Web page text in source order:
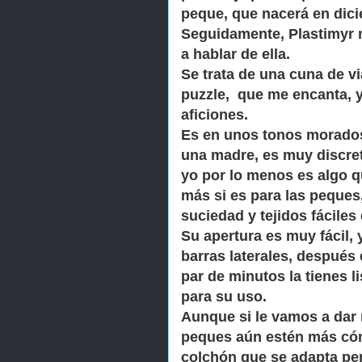
peque, que nacerá en
Seguidamente, Plastimyr
a hablar de ella.
Se trata de una cuna de
puzzle, que me encanta,
aficiones.
Es en unos tonos
una madre, es muy
yo por lo menos es algo
más si es para las
suciedad y tejidos fáciles
Su apertura es muy fácil,
barras laterales,
par de minutos la tienes
para su uso.
Aunque si le vamos a
peques aún estén más
colchón que se adapta